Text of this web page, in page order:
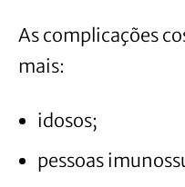
As complicações
mais:
idosos;
pessoas